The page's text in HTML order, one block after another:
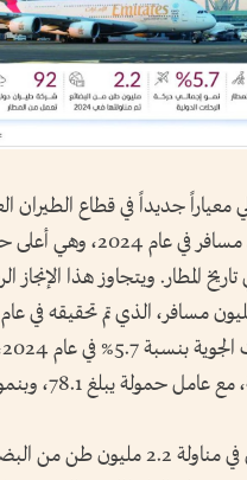
معياراً جديداً في قطاع الطيران
استقباله 92.3 مليون مسافر في
المطار. ويتجاوز هذا الإنجاز
440 ألفاً و300 رحلة،
ونجح مطار دبي الدولي في مناولة 2.2